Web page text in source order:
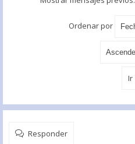
Ordenar por
Responder